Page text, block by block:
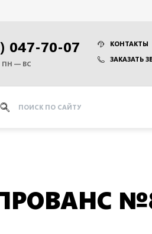
047-70-07
КОНТАКТЫ
ЗАКАЗАТЬ
ПН — ВС